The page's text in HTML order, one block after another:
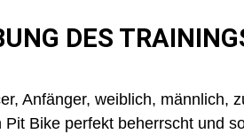
DES
Anfänger, weiblich, männlich,
Pit Bike perfekt beherrscht und